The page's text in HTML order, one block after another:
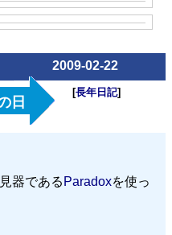
2009-02-22
日
[長年日記]
器である Paradoxを使っ